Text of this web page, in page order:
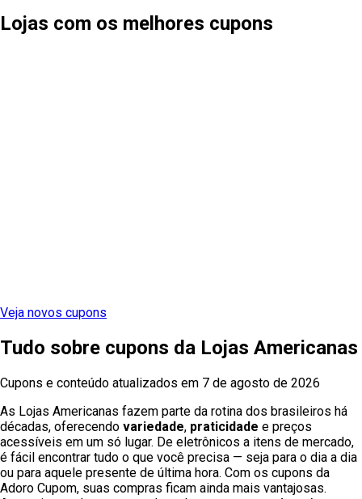
Lojas com os melhores cupons
Veja novos cupons
Tudo sobre cupons da Lojas Americanas
Cupons e conteúdo atualizados em 7 de agosto de 2026
As Lojas Americanas fazem parte da rotina dos brasileiros há
décadas, oferecendo variedade, praticidade e preços
acessíveis em um só lugar. De eletrônicos a itens de mercado,
é fácil encontrar tudo o que você precisa — seja para o dia a dia
ou para aquele presente de última hora. Com os cupons da
Adoro Cupom, suas compras ficam ainda mais vantajosas.